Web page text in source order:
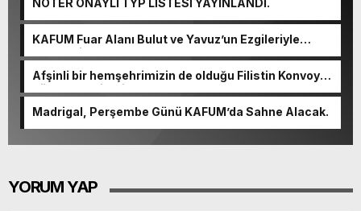
NOTER ONAYLI TYP LİSTESİ YAYINLANDI.
KAFUM Fuar Alanı Bulut ve Yavuz’un Ezgileriyle
Şenlendi.
Afşinli bir hemşehrimizin de olduğu Filistin Konvoyu,
güçlenerek ilerliyor.
Madrigal, Perşembe Günü KAFUM’da Sahne Alacak.
YORUM YAP